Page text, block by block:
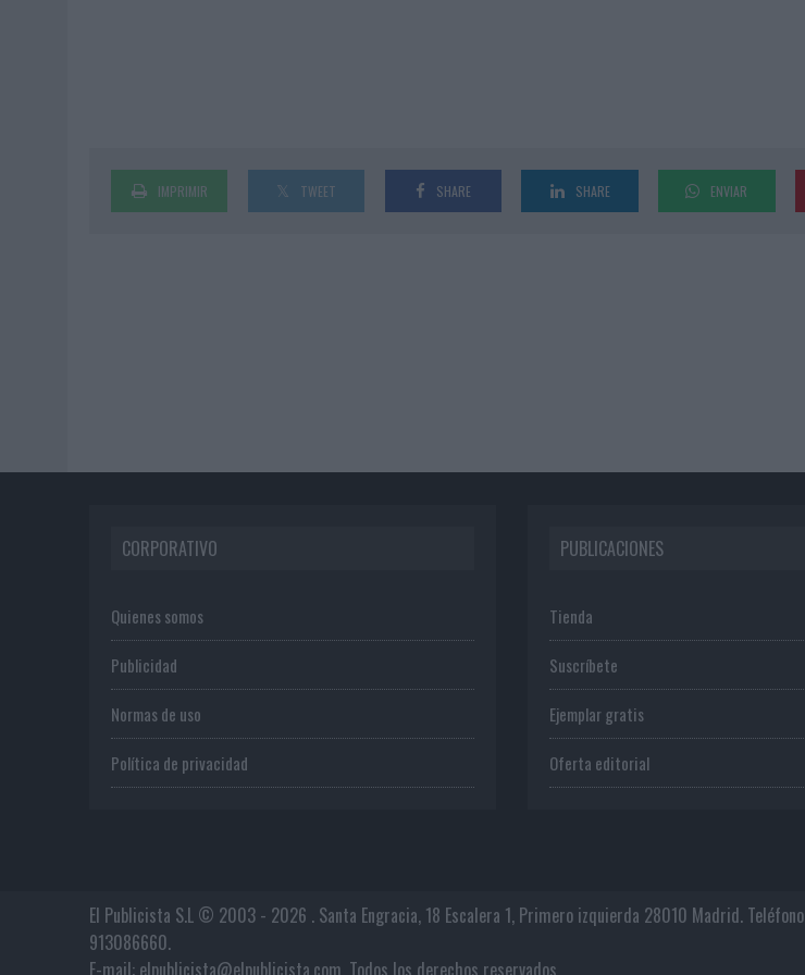
IMPRIMIR TWEET SHARE SHARE ENVIAR
CORPORATIVO
Quienes somos
Publicidad
Normas de uso
Política de privacidad
PUBLICACIONES
Tienda
Suscríbete
Ejemplar gratis
Oferta editorial
El Publicista S.L © 2003 - 2026 . Santa Engracia, 18 Escalera 1, Primero izquierda 28010 Madrid. Teléfono
913086660.
E-mail: elpublicista@elpublicista.com. Todos los derechos reservados